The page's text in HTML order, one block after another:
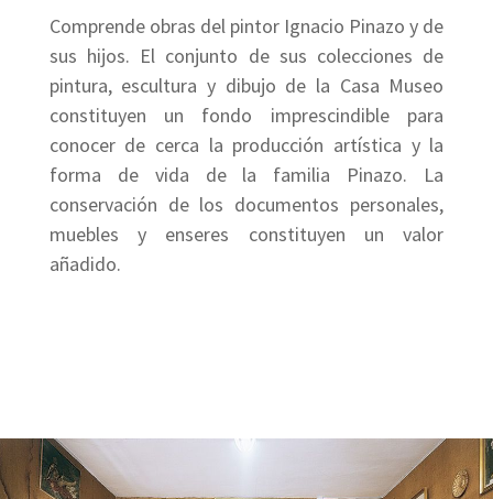
Comprende obras del pintor Ignacio Pinazo y de
sus hijos. El conjunto de sus colecciones de
pintura, escultura y dibujo de la Casa Museo
constituyen un fondo imprescindible para
conocer de cerca la producción artística y la
forma de vida de la familia Pinazo. La
conservación de los documentos personales,
muebles y enseres constituyen un valor
añadido.